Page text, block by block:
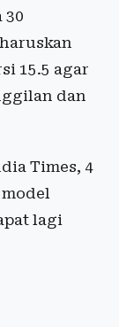
30
15.5 agar
dan
Times, 4
lagi